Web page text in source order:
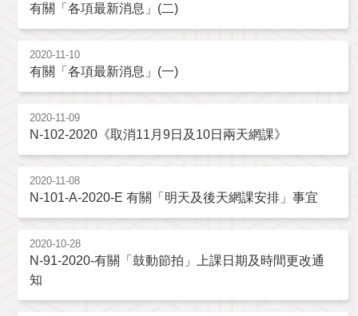
有關「各項最新消息」(二)
2020-11-10
有關「各項最新消息」(一)
2020-11-09
N-102-2020《取消11月9日及10日兩天網課》
2020-11-08
N-101-A-2020-E 有關「明天及後天網課安排」事宜
2020-10-28
N-91-2020-有關「鼓動節拍」上課日期及時間更改通
知